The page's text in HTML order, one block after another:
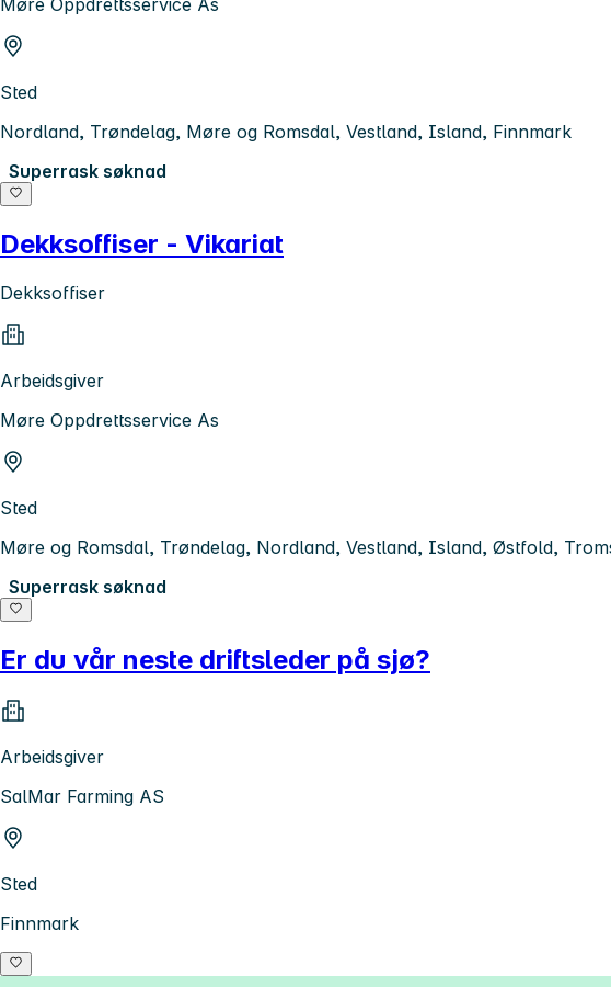
Sted
Nordland, Trøndelag, Møre og Romsdal, Vestland, Island, Finnmark
Superrask søknad
Dekksoffiser - Vikariat
Dekksoffiser
Arbeidsgiver
Møre Oppdrettsservice As
Sted
Møre og Romsdal, Trøndelag, Nordland, Vestland, Island, Østfold,
Superrask søknad
Er du vår neste driftsleder på sjø?
Arbeidsgiver
SalMar Farming AS
Sted
Finnmark